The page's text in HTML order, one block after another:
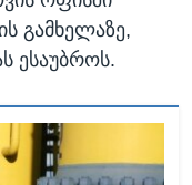
გამხელაზე,
ესაუბროს.